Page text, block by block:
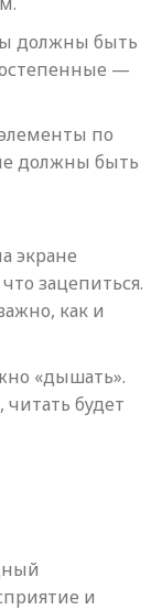
должны быть
—
по
должны быть
экране
зацепиться.
как и
«дышать».
будет
и